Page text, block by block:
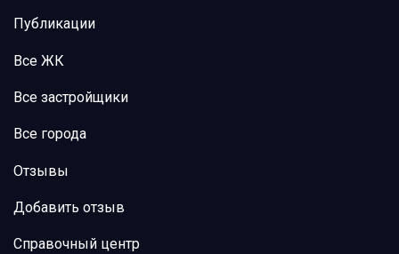
Публикации
Все ЖК
Все застройщики
Все города
Отзывы
Добавить отзыв
Справочный центр